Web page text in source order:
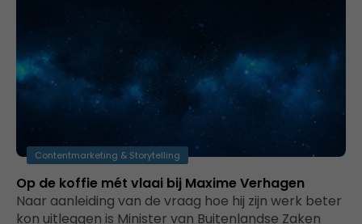
Contentmarketing & Storytelling
Op de koffie mét vlaai bij Maxime Verhagen
Naar aanleiding van de vraag hoe hij zijn werk beter
kon uitleggen is Minister van Buitenlandse Zaken